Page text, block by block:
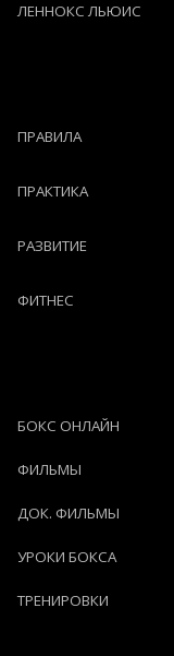
ЛЕННОКС ЛЬЮИС
ПРАВИЛА
ПРАКТИКА
РАЗВИТИЕ
ФИТНЕС
БОКС ОНЛАЙН
ФИЛЬМЫ
ДОК. ФИЛЬМЫ
УРОКИ БОКСА
ТРЕНИРОВКИ